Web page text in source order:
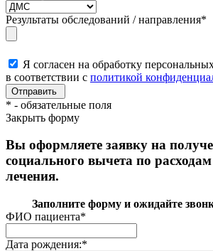
Результаты обследований / направления*
Я согласен на обработку
в соответствии с политикой
* - обязательные поля
Закрыть форму
Вы оформляете заявку на
социального вычета по
лечения.
Заполните форму и ожидайте
ФИО пациента*
Дата рождения:*